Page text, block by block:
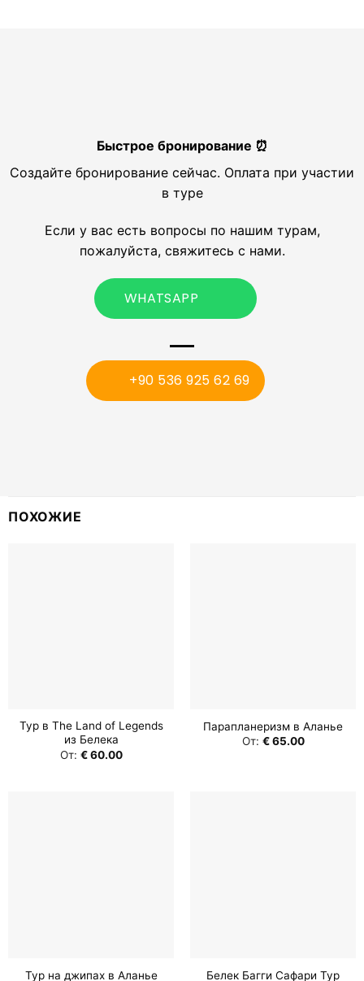
Быстрое бронирование ⏰
Создайте бронирование сейчас. Оплата при участии
в туре
Если у вас есть вопросы по нашим турам,
пожалуйста, свяжитесь с нами.
WHATSAPP
+90 536 925 62 69
ПОХОЖИЕ
Тур в The Land of Legends
из Белека
От: €60.00
Парапланеризм в Аланье
От: €65.00
Тур на джипах в Аланье
Белек Багги Сафари Тур